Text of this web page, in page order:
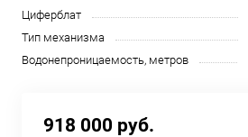
Циферблат
Тип механизма
Водонепроницаемость, метров
918 000 руб.